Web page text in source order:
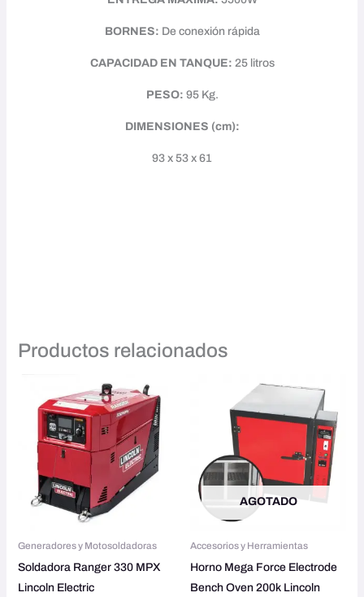
BORNES: De conexión rápida
CAPACIDAD EN TANQUE: 25 litros
PESO: 95 Kg.
DIMENSIONES (cm):
93 x 53 x 61
Productos relacionados
Generadores y Motosoldadoras
Soldadora Ranger 330 MPX
Lincoln Electric
AGOTADO
Accesorios y Herramientas
Horno Mega Force Electrode
Bench Oven 200k Lincoln